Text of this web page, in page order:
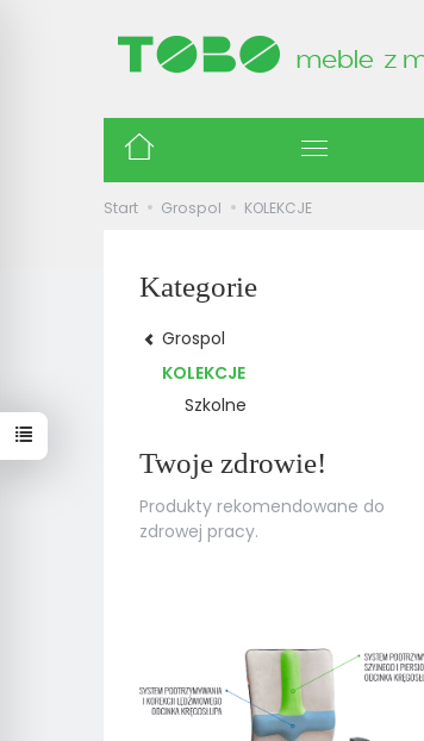
Start Grospol KOLEKCJE
Kategorie
Grospol
KOLEKCJE
Szkolne
Twoje zdrowie!
Produkty rekomendowane do
zdrowej pracy.